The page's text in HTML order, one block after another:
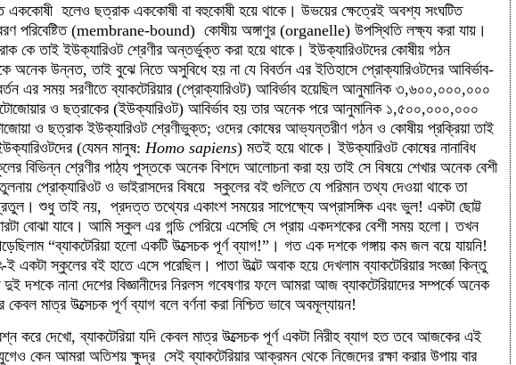
এককোষী হলেও ছত্রাক এককোষী বা বহুকোষী হয়ে থাকে। উভয়ের ক্ষেত্রেই অবশ্য সংঘটিত
পরিবেষ্টিত (membrane-bound) কোষীয় অঙ্গাণুর (organelle) উপস্থিতি লক্ষ্য করা যায়।
কে তাই ইউক্যারিওট শ্রেণীর অন্তর্ভুক্ত করা হয়ে থাকে। ইউক্যারিওটদের কোষীয় গঠন
অনেক উন্নত, তাই বুঝে নিতে অসুবিধে হয় না যে বিবর্তন এর ইতিহাসে প্রোক্যারিওটদের আবির্ভাব-
এর সময় সরণীতে ব্যাকটেরিয়ার (প্রোক্যারিওট) আবির্ভাব হয়েছিল আনুমানিক ৩,৬০০,০০০,০০০
ও ছত্রাকের (ইউক্যারিওট) আবির্ভাব হয় তার অনেক পরে আনুমানিক ১,৫০০,০০০,০০০
ও ছত্রাক ইউক্যারিওট শ্রেণীভুক্ত; ওদের কোষের আভ্যন্তরীণ গঠন ও কোষীয় প্রক্রিয়া তাই
(যেমন মানুষ: Homo sapiens) মতই হয়ে থাকে। ইউক্যারিওট কোষের নানাবিধ
বিভিন্ন শ্রেণীর পাঠ্য পুস্তকে অনেক বিশদে আলোচনা করা হয় তাই সে বিষয়ে শেখার অনেক বেশী
প্রোক্যারিওট ও ভাইরাসদের বিষয়ে স্কুলের বই গুলিতে যে পরিমান তথ্য দেওয়া থাকে তা
শুধু তাই নয়, প্রদত্ত তথ্যের একাংশ সময়ের সাপেক্ষ্যে অপ্রাসঙ্গিক এবং ভুল! একটা ছোট্ট
বোঝা যাবে। আমি স্কুল এর গন্ডি পেরিয়ে এসেছি সে প্রায় একদশকের বেশী সময় হলো। তখন
পড়েছিলাম “ব্যাকটেরিয়া হলো একটি উত্সেচক পূর্ণ ব্যাগ!”। গত এক দশকে গঙ্গায় কম জল বয়ে যায়নি!
একটা স্কুলের বই হাতে এসে পরেছিল। পাতা উল্টে অবাক হয়ে দেখলাম ব্যাকটেরিয়ার সংজ্ঞা কিন্তু
দুই দশকে নানা দেশের বিজ্ঞানীদের নিরলস গবেষণার ফলে আমরা আজ ব্যাকটেরিয়াদের সম্পর্কে অনেক
কেবল মাত্র উত্সেচক পূর্ণ ব্যাগ বলে বর্ণনা করা নিশ্চিত ভাবে অবমূল্যায়ন!
করে দেখো, ব্যাকটেরিয়া যদি কেবল মাত্র উত্সেচক পূর্ণ একটা নিরীহ ব্যাগ হত তবে আজকের এই
কেন আমরা অতিশয় ক্ষুদ্র সেই ব্যাকটেরিয়ার আক্রমন থেকে নিজেদের রক্ষা করার উপায় বার